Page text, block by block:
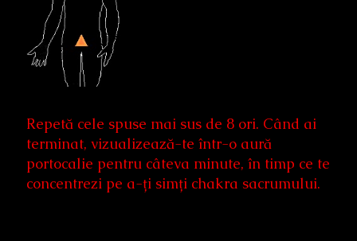
Repetă cele spuse mai sus de 8 ori. Când ai
terminat, vizualizează-te într-o aură
portocalie pentru câteva minute, în timp ce te
concentrezi pe a-ți simți chakra sacrumului.